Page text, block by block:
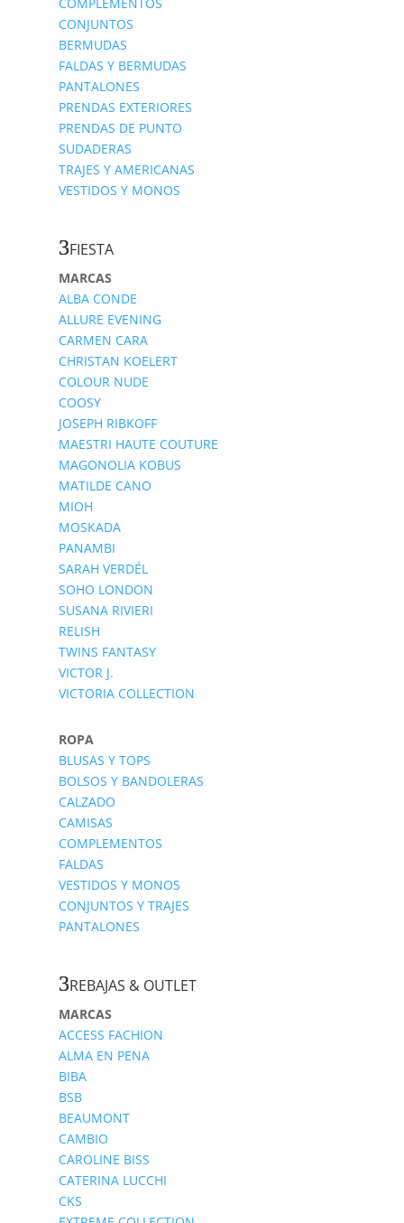
CONJUNTOS
BERMUDAS
FALDAS Y BERMUDAS
PANTALONES
PRENDAS EXTERIORES
PRENDAS DE PUNTO
SUDADERAS
TRAJES Y AMERICANAS
VESTIDOS Y MONOS
FIESTA
MARCAS
ALBA CONDE
ALLURE EVENING
CARMEN CARA
CHRISTAN KOELERT
COLOUR NUDE
COOSY
JOSEPH RIBKOFF
MAESTRI HAUTE COUTURE
MAGONOLIA KOBUS
MATILDE CANO
MIOH
MOSKADA
PANAMBI
SARAH VERDÉL
SOHO LONDON
SUSANA RIVIERI
RELISH
TWINS FANTASY
VICTOR J.
VICTORIA COLLECTION
ROPA
BLUSAS Y TOPS
BOLSOS Y BANDOLERAS
CALZADO
CAMISAS
COMPLEMENTOS
FALDAS
VESTIDOS Y MONOS
CONJUNTOS Y TRAJES
PANTALONES
REBAJAS & OUTLET
MARCAS
ACCESS FACHION
ALMA EN PENA
BIBA
BSB
BEAUMONT
CAMBIO
CAROLINE BISS
CATERINA LUCCHI
CKS